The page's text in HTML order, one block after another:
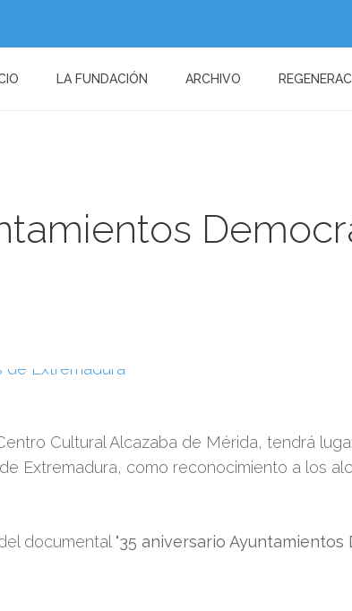
LA FUNDACIÓN ARCHIVO
Cultural Alcazaba de Mérida, tendrá
Extremadura, como reconocimiento a los
documental "35 aniversario